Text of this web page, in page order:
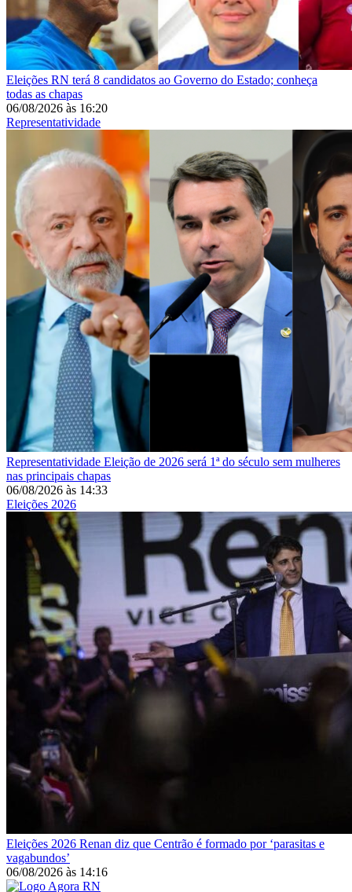
Eleições RN terá 8 candidatos ao Governo do Estado; conheça
todas as chapas
06/08/2026 às 16:20
Representatividade
Representatividade Eleição de 2026 será 1ª do século sem mulheres
nas principais chapas
06/08/2026 às 14:33
Eleições 2026
Eleições 2026 Renan diz que Centrão é formado por ‘parasitas e
vagabundos’
06/08/2026 às 14:16